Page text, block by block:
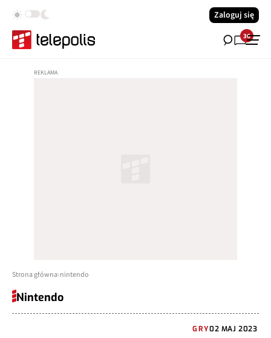
Zaloguj się
36
Strona główna nintendo
Nintendo
GRY02 MAJ 2023